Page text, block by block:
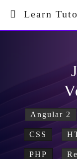
Learn
Angular 2
CSS
PHP